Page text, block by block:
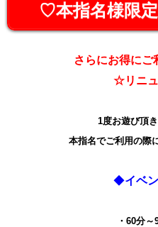
♡本指名様限
さらにお得にご
☆リニ
1度お遊び頂
本指名でご利用の際
◆イベ
・60分